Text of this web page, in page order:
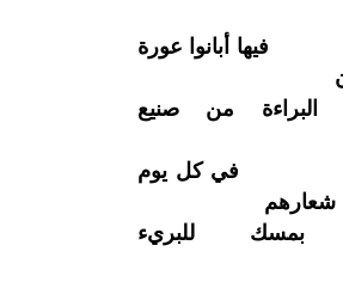
أبانوا عورة
البراءة من صنيع
كل يوم
شعارهم
بمسك للبريء